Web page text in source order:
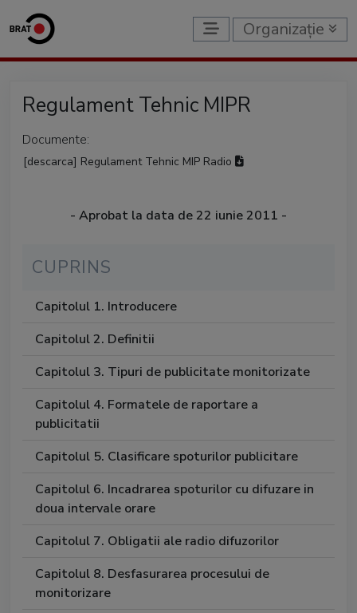
Organizație
Regulament Tehnic MIPR
Documente:
[descarca] Regulament Tehnic MIP Radio
- Aprobat la data de 22 iunie 2011 -
CUPRINS
Capitolul 1. Introducere
Capitolul 2. Definitii
Capitolul 3. Tipuri de publicitate monitorizate
Capitolul 4. Formatele de raportare a
publicitatii
Capitolul 5. Clasificare spoturilor publicitare
Capitolul 6. Incadrarea spoturilor cu difuzare in
doua intervale orare
Capitolul 7. Obligatii ale radio difuzorilor
Capitolul 8. Desfasurarea procesului de
monitorizare